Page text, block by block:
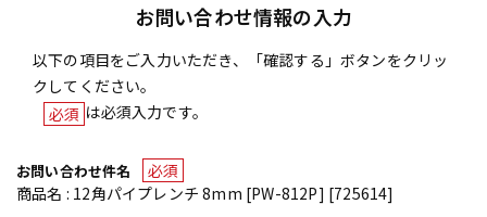
お問い合わせ情報の入力
以下の項目をご入力いただき、「確認する」ボタンをクリッ
クしてください。
必須 は必須入力です。
お問い合わせ件名
必須
商品名 : 12角パイプレンチ 8mm [PW-812P] [725614]